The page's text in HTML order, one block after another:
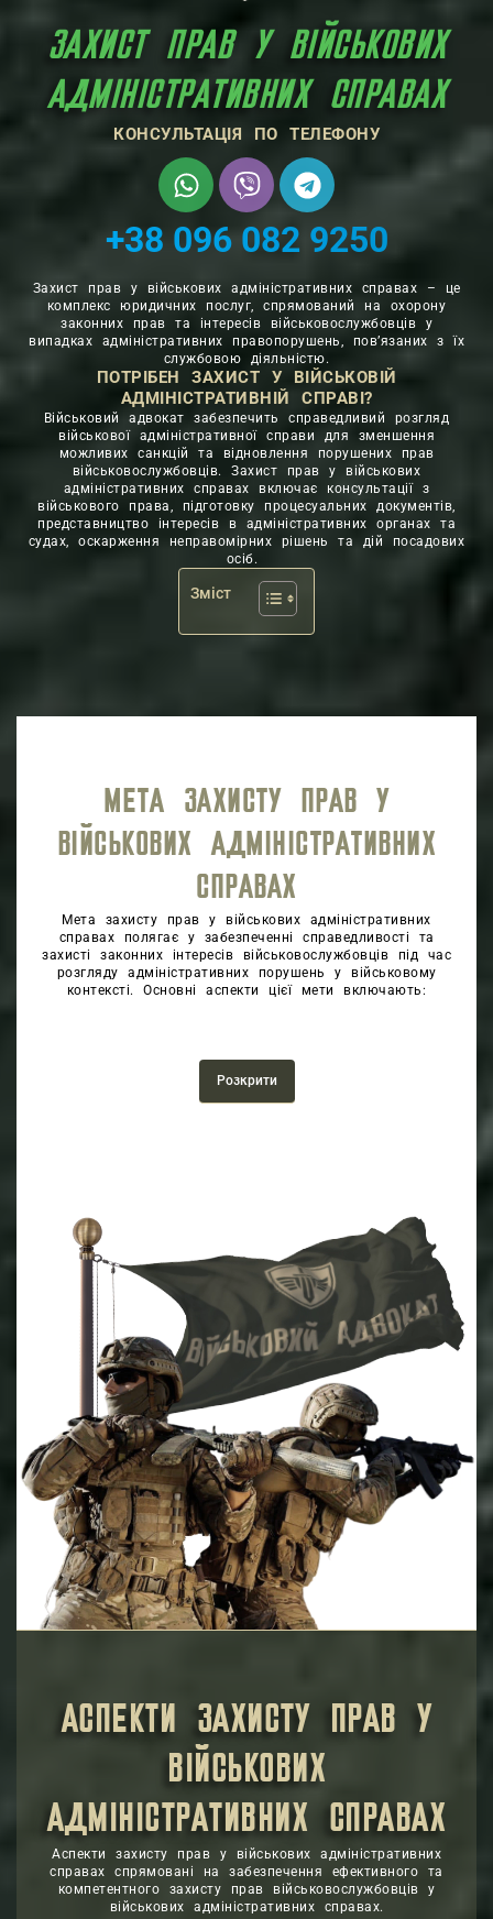
ЗАХИСТ ПРАВ У ВІЙСЬКОВИХ
АДМІНІСТРАТИВНИХ СПРАВАХ
КОНСУЛЬТАЦІЯ ПО ТЕЛЕФОНУ
+38 096 082 9250
Захист прав у військових адміністративних справах – це
комплекс юридичних послуг, спрямований на охорону
законних прав та інтересів військовослужбовців у
випадках адміністративних правопорушень, пов’язаних з їх
службовою діяльністю.
ПОТРІБЕН ЗАХИСТ У ВІЙСЬКОВІЙ
АДМІНІСТРАТИВНІЙ СПРАВІ?
Військовий адвокат забезпечить справедливий розгляд
військової адміністративної справи для зменшення
можливих санкцій та відновлення порушених прав
військовослужбовців. Захист прав у військових
адміністративних справах включає консультації з
військового права, підготовку процесуальних документів,
представництво інтересів в адміністративних органах та
судах, оскарження неправомірних рішень та дій посадових
осіб.
Зміст
МЕТА ЗАХИСТУ ПРАВ У
ВІЙСЬКОВИХ АДМІНІСТРАТИВНИХ
СПРАВАХ
Мета захисту прав у військових адміністративних
справах полягає у забезпеченні справедливості та
захисті законних інтересів військовослужбовців під час
розгляду адміністративних порушень у військовому
контексті. Основні аспекти цієї мети включають:
військовослужбовців під час розгляду
адміністративних справ, щоб вони мали можливість
висловити свою позицію та захищати свої права
Забезпечення процедурної справедливості: Захист
прав у військових адміністративних справах
передбачає забезпечення справедливого судового
процесу, дотримання процедурних гарантій та
принципів справедливості.
Мінімізація негативних наслідків: Мета полягає в
уникненні негативних наслідків для
військовослужбовців від адміністративних рішень,
таких як дискредитація, дискримінація чи втрата
професійного статусу.
Захист професійної репутації: Важливим аспектом
захисту прав у військових адміністративних справах
є збереження та захист професійної репутації
військовослужбовців, уникнення будь-яких дій, які
можуть вплинути на їхню службову діяльність та
кар’єрні можливості.
Розкрити
АСПЕКТИ ЗАХИСТУ ПРАВ У
ВІЙСЬКОВИХ
АДМІНІСТРАТИВНИХ СПРАВАХ
Аспекти захисту прав у військових адміністративних
справах спрямовані на забезпечення ефективного та
компетентного захисту прав військовослужбовців у
військових адміністративних справах.